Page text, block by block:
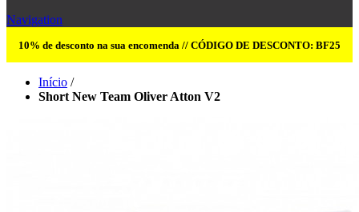
Navigation
10% de desconto na sua encomenda // CÓDIGO DE DESCONTO: BF25
Início /
Short New Team Oliver Atton V2